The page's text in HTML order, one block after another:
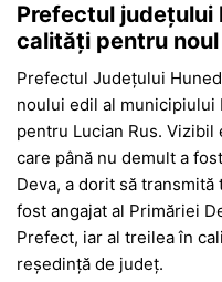
Prefectul județului
calități pentru
Prefectul Județului
noului edil al municipiului
pentru Lucian Rus.
care până nu demult a
Deva, a dorit să
fost angajat al Primăriei
Prefect, iar al treilea în
reședință de județ.